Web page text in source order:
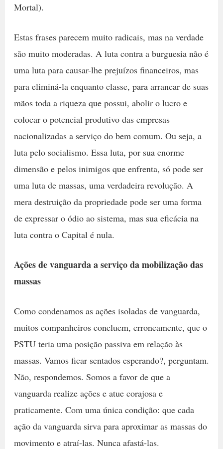
Mortal).
Estas frases parecem muito radicais, mas na verdade
são muito moderadas. A luta contra a burguesia não é
uma luta para causar-lhe prejuízos financeiros, mas
para eliminá-la enquanto classe, para arrancar de suas
mãos toda a riqueza que possui, abolir o lucro e
colocar o potencial produtivo das empresas
nacionalizadas a serviço do bem comum. Ou seja, a
luta pelo socialismo. Essa luta, por sua enorme
dimensão e pelos inimigos que enfrenta, só pode ser
uma luta de massas, uma verdadeira revolução. A
mera destruição da propriedade pode ser uma forma
de expressar o ódio ao sistema, mas sua eficácia na
luta contra o Capital é nula.
Ações de vanguarda a serviço da mobilização das
massas
Como condenamos as ações isoladas de vanguarda,
muitos companheiros concluem, erroneamente, que o
PSTU teria uma posição passiva em relação às
massas. Vamos ficar sentados esperando?, perguntam.
Não, respondemos. Somos a favor de que a
vanguarda realize ações e atue corajosa e
praticamente. Com uma única condição: que cada
ação da vanguarda sirva para aproximar as massas do
movimento e atraí-las. Nunca afastá-las.